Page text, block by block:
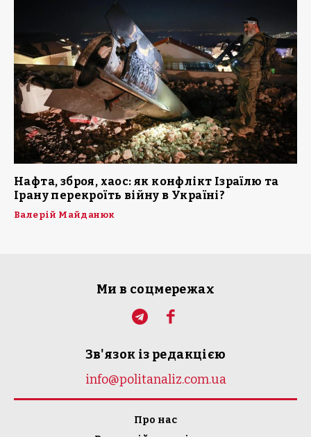
Нафта, зброя, хаос: як конфлікт Ізраїлю та
Ірану перекроїть війну в Україні?
Валерій Майданюк
Ми в соцмережах
Зв'язок із редакцією
info@politanaliz.com.ua
Про нас